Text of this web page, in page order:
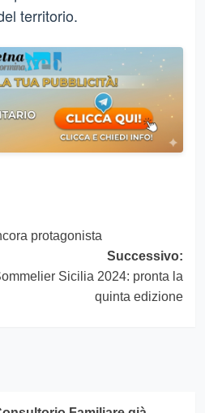
territorio.
protagonista
Successivo:
Sicilia 2024: pronta la
quinta edizione